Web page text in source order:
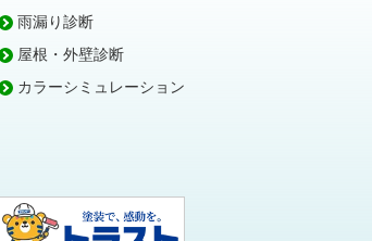
雨漏り診断
屋根・外壁診断
カラーシミュレーション